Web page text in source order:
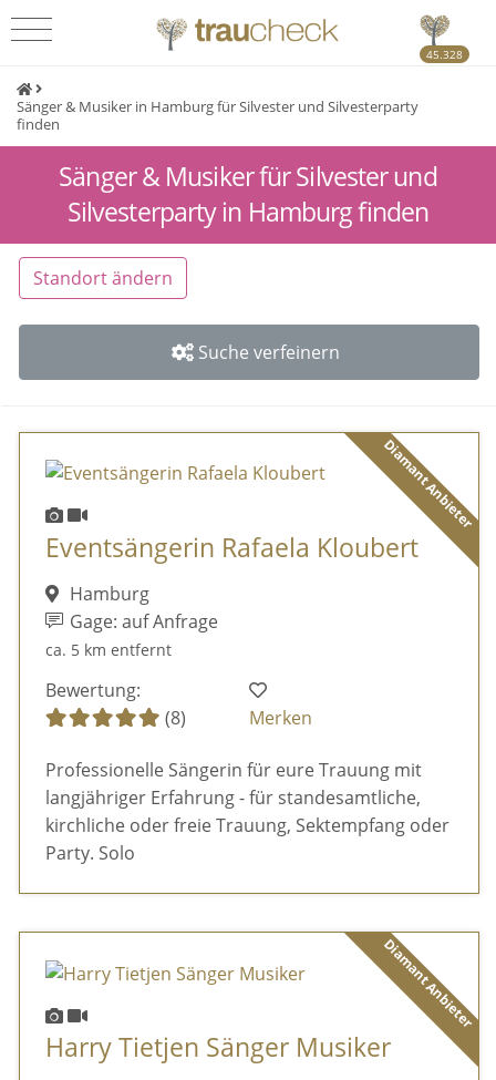
45.328
Sänger & Musiker in Hamburg für Silvester und Silvesterparty
finden
Sänger & Musiker für Silvester und
Silvesterparty in Hamburg finden
Standort ändern
Suche verfeinern
Diamant Anbieter
Eventsängerin Rafaela Kloubert
Hamburg
Gage: auf Anfrage
ca. 5 km entfernt
Bewertung:
(8)
Merken
Professionelle Sängerin für eure Trauung mit
langjähriger Erfahrung - für standesamtliche,
kirchliche oder freie Trauung, Sektempfang oder
Party. Solo
Diamant Anbieter
Harry Tietjen Sänger Musiker